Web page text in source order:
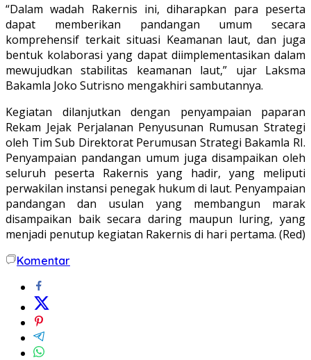
“Dalam wadah Rakernis ini, diharapkan para peserta
dapat memberikan pandangan umum secara
komprehensif terkait situasi Keamanan laut, dan juga
bentuk kolaborasi yang dapat diimplementasikan dalam
mewujudkan stabilitas keamanan laut,” ujar Laksma
Bakamla Joko Sutrisno mengakhiri sambutannya.
Kegiatan dilanjutkan dengan penyampaian paparan
Rekam Jejak Perjalanan Penyusunan Rumusan Strategi
oleh Tim Sub Direktorat Perumusan Strategi Bakamla RI.
Penyampaian pandangan umum juga disampaikan oleh
seluruh peserta Rakernis yang hadir, yang meliputi
perwakilan instansi penegak hukum di laut. Penyampaian
pandangan dan usulan yang membangun marak
disampaikan baik secara daring maupun luring, yang
menjadi penutup kegiatan Rakernis di hari pertama. (Red)
Komentar